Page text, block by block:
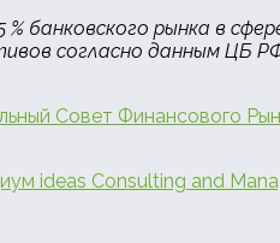
% банковского рынка в
согласно данным ЦБ
Совет Финансового
ideas Consulting and